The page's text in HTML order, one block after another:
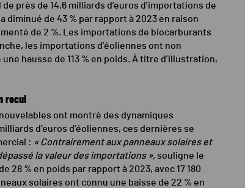
près de 14,6 milliards d’euros d’importations de
diminué de 43 % par rapport à 2023 en raison
de 2 %. Les importations de biocarburants
les importations d’éoliennes ont non
hausse de 113 % en poids. À titre d’illustration,
recul
ont montré des dynamiques
d’euros d’éoliennes, ces dernières se
: « Contrairement aux panneaux solaires et
la valeur des importations »,souligne le
28 % en poids par rapport à 2023, avec 17 180
solaires ont connu une baisse de 22 % en